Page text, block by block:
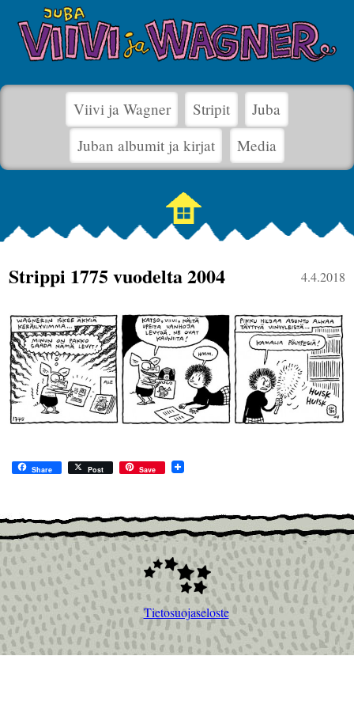
Viivi ja Wagner Stripit
Juba
Juban albumit ja kirjat
Media
4.4.2018
Strippi 1775 vuodelta 2004
Share Post Save
Tietosuojaseloste